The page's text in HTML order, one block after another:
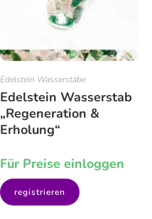
Edelstein Wasserstäbe
Edelstein Wasserstab
„Regeneration &
Erholung“
Für Preise einloggen
registrieren